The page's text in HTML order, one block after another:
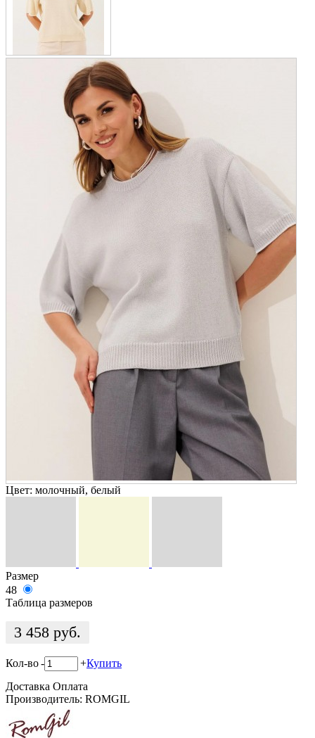
Цвет: молочный, белый
Размер
48
Таблица размеров
3 458 руб.
Кол-во- +Купить
Доставка Оплата
Производитель: ROMGIL